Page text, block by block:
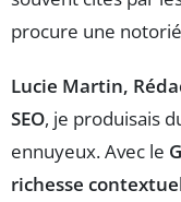
procure une
Lucie Martin,
SEO, je produisais
ennuyeux. Avec le
richesse